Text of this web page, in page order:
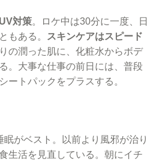
対策。ロケ中は30分に一度、日
もある。
スキンケアはスピード
の潤った肌に、化粧水からボデ
。大事な仕事の前日には、普段
ートパックをプラスする。
眠がベスト。以前より風邪が治り
生活を見直している。朝にイチ